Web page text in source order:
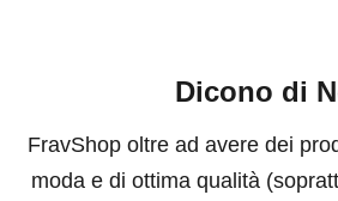
Dicono di
FravShop oltre ad avere dei
moda e di ottima qualità